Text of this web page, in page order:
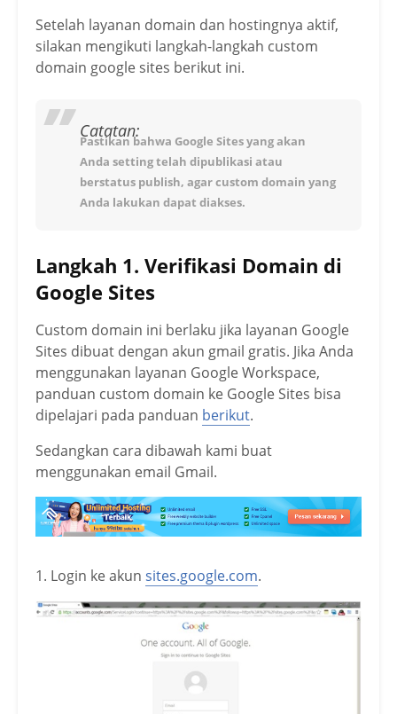
Setelah layanan domain dan hostingnya aktif,
silakan mengikuti langkah-langkah custom
domain google sites berikut ini.
Catatan:
Pastikan bahwa Google Sites yang akan
Anda setting telah dipublikasi atau
berstatus publish, agar custom domain yang
Anda lakukan dapat diakses.
Langkah 1. Verifikasi Domain di
Google Sites
Custom domain ini berlaku jika layanan Google
Sites dibuat dengan akun gmail gratis. Jika Anda
menggunakan layanan Google Workspace,
panduan custom domain ke Google Sites bisa
dipelajari pada panduan berikut.
Sedangkan cara dibawah kami buat
menggunakan email Gmail.
1. Login ke akun sites.google.com.